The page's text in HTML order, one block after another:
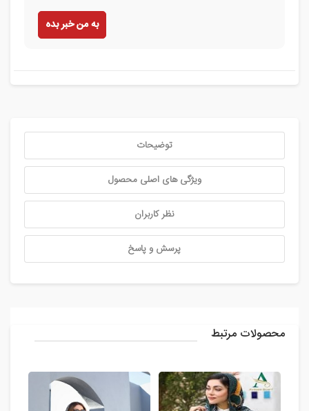
به من خبر بده
توضیحات
ویژگی های اصلی محصول
نظر کاربران
پرسش و پاسخ
محصولات مرتبط